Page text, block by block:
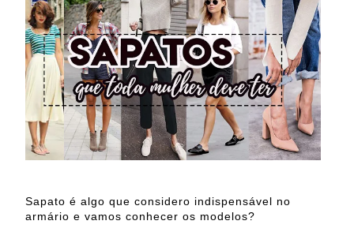
Sapato é algo que considero indispensável no
armário e vamos conhecer os modelos?